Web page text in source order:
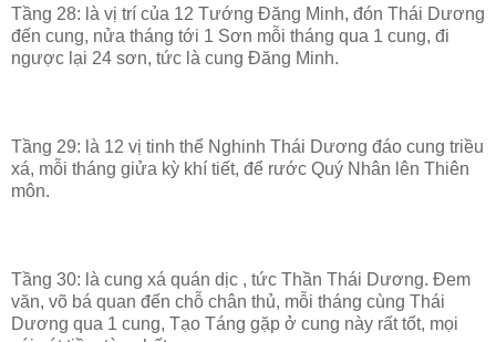
Tầng 28: là vị trí của 12 Tướng Đăng Minh, đón Thái Dương
đến cung, nửa tháng tới 1 Sơn mỗi tháng qua 1 cung, đi
ngược lại 24 sơn, tức là cung Đăng Minh.
Tầng 29: là 12 vị tinh thể Nghinh Thái Dương đáo cung triều
xá, mỗi tháng giửa kỳ khí tiết, để rước Quý Nhân lên Thiên
môn.
Tầng 30: là cung xá quán dịc , tức Thần Thái Dương. Đem
văn, võ bá quan đến chỗ chân thủ, mỗi tháng cùng Thái
Dương qua 1 cung, Tạo Táng gặp ở cung này rất tốt, mọi